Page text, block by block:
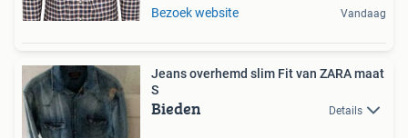
Bezoek website Vandaag
Jeans overhemd slim Fit van ZARA maat
S
Bieden Details